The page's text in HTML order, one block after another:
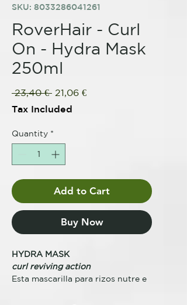
SKU: 8033286041261
RoverHair - Curl
On - Hydra Mask
250ml
23,40 € Regular
Price
21,06 €Sale
Tax Included
Quantity *
Add to Cart
Buy Now
HYDRA MASK
curl reviving action
Esta mascarilla para rizos nutre e